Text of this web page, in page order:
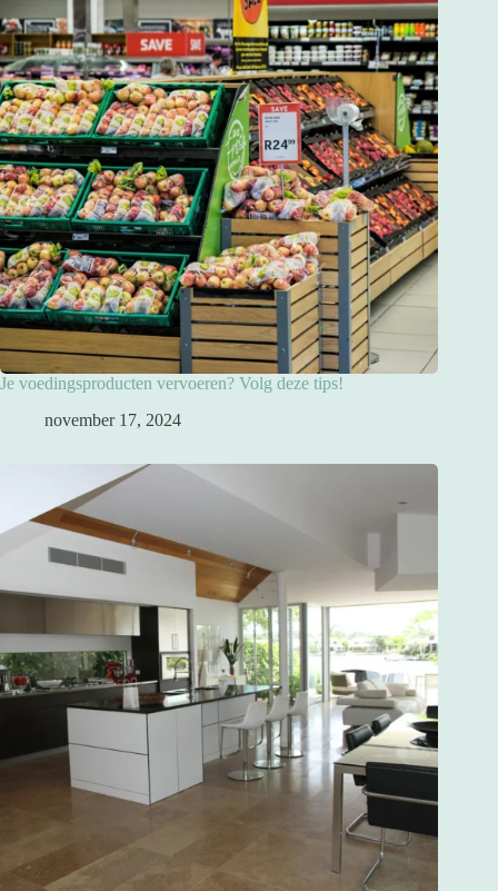
Je voedingsproducten vervoeren? Volg deze tips!
november 17, 2024